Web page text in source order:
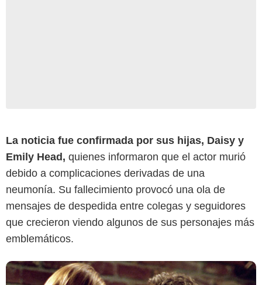
La noticia fue confirmada por sus hijas, Daisy y
Emily Head, quienes informaron que el actor murió
debido a complicaciones derivadas de una
neumonía. Su fallecimiento provocó una ola de
mensajes de despedida entre colegas y seguidores
que crecieron viendo algunos de sus personajes más
emblemáticos.